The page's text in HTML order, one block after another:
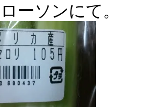
ーソンにて。